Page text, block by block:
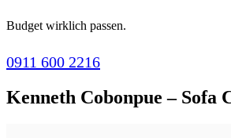
Budget wirklich passen.
0911 600 2216
Kenneth Cobonpue – Sofa